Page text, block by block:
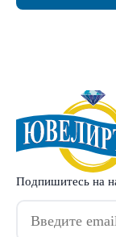
Подпишитесь на